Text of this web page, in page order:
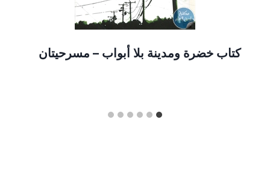
كتاب خضرة ومدينة بلا أبواب – مسرحيتان